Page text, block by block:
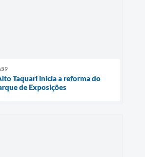
Taquari inicia a reforma do
de Exposições